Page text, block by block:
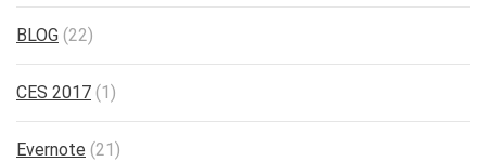
BLOG (22)
CES 2017 (1)
Evernote (21)